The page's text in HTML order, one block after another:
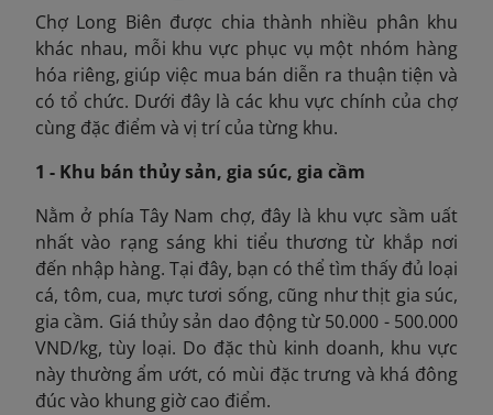
Chợ Long Biên được chia thành nhiều phân khu
khác nhau, mỗi khu vực phục vụ một nhóm hàng
hóa riêng, giúp việc mua bán diễn ra thuận tiện và
có tổ chức. Dưới đây là các khu vực chính của chợ
cùng đặc điểm và vị trí của từng khu.
1 - Khu bán thủy sản, gia súc, gia cầm
Nằm ở phía Tây Nam chợ, đây là khu vực sầm uất
nhất vào rạng sáng khi tiểu thương từ khắp nơi
đến nhập hàng. Tại đây, bạn có thể tìm thấy đủ loại
cá, tôm, cua, mực tươi sống, cũng như thịt gia súc,
gia cầm. Giá thủy sản dao động từ 50.000 - 500.000
VND/kg, tùy loại. Do đặc thù kinh doanh, khu vực
này thường ẩm ướt, có mùi đặc trưng và khá đông
đúc vào khung giờ cao điểm.